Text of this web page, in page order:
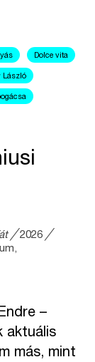
Dolce vita
László
╱ 2026╱
–
aktuális
más, mint